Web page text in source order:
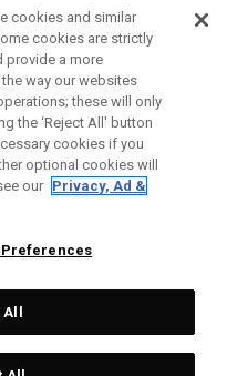
Brands.
cookies and similar
cookies are strictly
provide a more
way our websites
these will only
the ‘Reject All' button
cookies if you
optional cookies will
our Privacy, Ad &
Preferences